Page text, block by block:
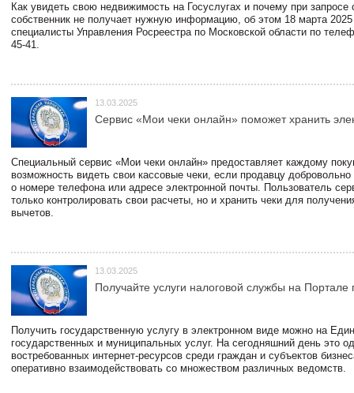
Как увидеть свою недвижимость на Госуслугах и почему при запросе
собственник не получает нужную информацию, об этом 18 марта 2025
специалисты Управления Росреестра по Московской области по
45-41.
13.03.2025
Сервис «Мои чеки онлайн» поможет хранить
Специальный сервис «Мои чеки онлайн» предоставляет каждому
возможность видеть свои кассовые чеки, если продавцу
о номере телефона или адресе электронной почты. Пользователь
только контролировать свои расчеты, но и хранить чеки для
вычетов.
13.03.2025
Получайте услуги налоговой службы на Портале
Получить государственную услугу в электронном виде можно на
государственных и муниципальных услуг. На сегодняшний день это
востребованных интернет-ресурсов среди граждан и субъектов
оперативно взаимодействовать со множеством различных ведомств.